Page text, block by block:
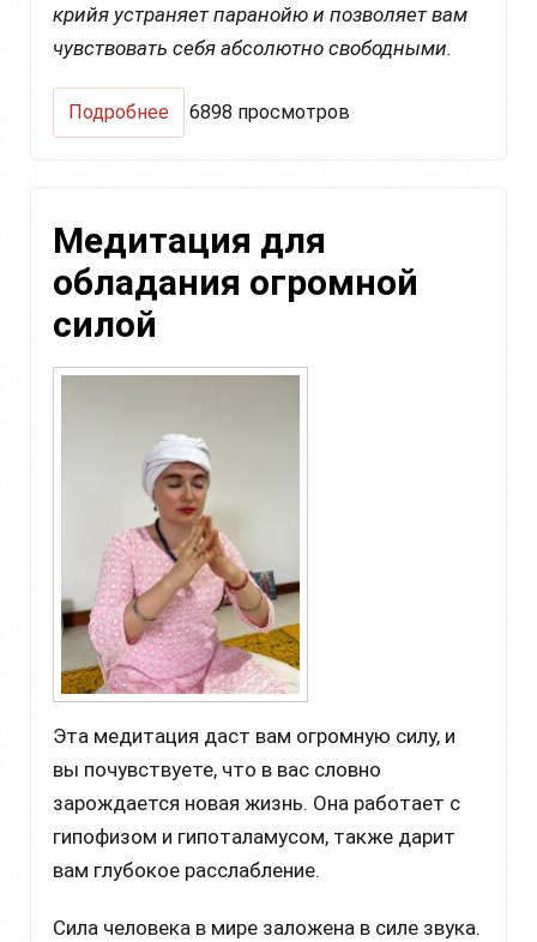
крийя устраняет паранойю и позволяет вам
чувствовать себя абсолютно свободными.
Подробнее
Крийя
искоренения
безумия
паранойи
6898 просмотров
Медитация для
обладания огромной
силой
Эта медитация даст вам огромную силу, и
вы почувствуете, что в вас словно
зарождается новая жизнь. Она работает с
гипофизом и гипоталамусом, также дарит
вам глубокое расслабление.
Сила человека в мире заложена в силе звука.